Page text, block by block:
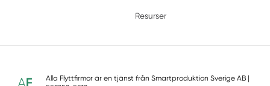
Resurser
Alla Flyttfirmor är en tjänst frånSmartproduktion Sverige AB |